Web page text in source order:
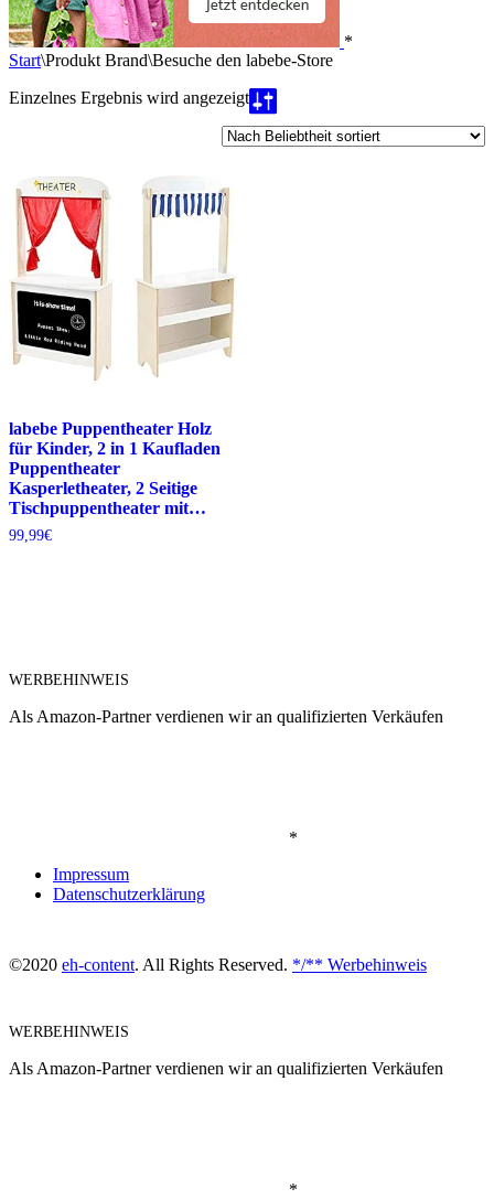
*
Start\Produkt Brand\Besuche den labebe-Store
Einzelnes Ergebnis wird angezeigt
labebe Puppentheater Holz
für Kinder, 2 in 1 Kaufladen
Puppentheater
Kasperletheater, 2 Seitige
Tischpuppentheater mit…
99,99€
WERBEHINWEIS
Als Amazon-Partner verdienen wir an qualifizierten Verkäufen
*
Impressum
Datenschutzerklärung
©2020 eh-content. All Rights Reserved. */** Werbehinweis
WERBEHINWEIS
Als Amazon-Partner verdienen wir an qualifizierten Verkäufen
*